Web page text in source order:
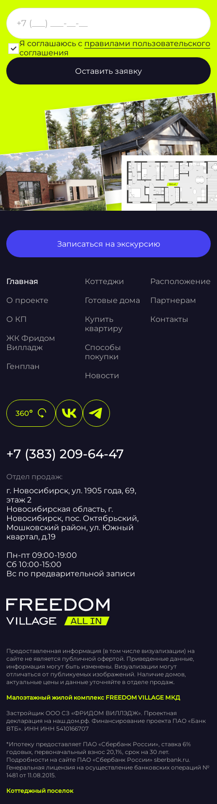
Я соглашаюсь с правилами пользовательского
соглашения
Записаться на экскурсию
Главная
О проекте
О КП
ЖК Фридом
Вилладж
Генплан
Коттеджи
Готовые дома
Купить
квартиру
Способы
покупки
Новости
Расположение
Партнерам
Контакты
+7 (383) 209-64-47
Отдел продаж:
г. Новосибирск, ул. 1905 года, 69,
этаж 2
Новосибирская область, г.
Новосибирск, пос. Октябрьский,
Мошковский район, ул. Южный
квартал, д.19
Пн-пт 09:00-19:00
Сб 10:00-15:00
Вс по предварительной записи
Предоставленная информация (в том числе визуализации) на
сайте не является публичной офертой. Приведенные данные,
информация могут быть изменены. Визуализации могут
отличаться от публикуемых изображений. Наличие домов,
актуальные цены и данные уточняйте в отделе продаж.
Малоэтажный жилой комплекс FREEDOM VILLAGE МКД
Застройщик ООО СЗ «ФРИДОМ ВИЛЛЭДЖ». Проектная
декларация на наш.дом.рф. Финансирование проекта ПАО «Банк
ВТБ». ИНН ИНН 5410166707
*Ипотеку предоставляет ПАО «Сбербанк России», ставка 6%
годовых, первоначальный взнос 20,1%, срок на 30 лет.
Подробности на сайте ПАО «Сбербанк России» sberbank.ru.
Генеральная лицензия на осуществление банковских операций №
1481 от 11.08.2015.
Коттеджный поселок